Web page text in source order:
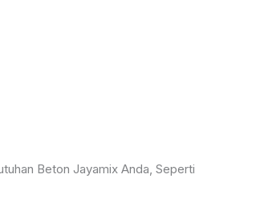
Beton Jayamix Anda, Seperti